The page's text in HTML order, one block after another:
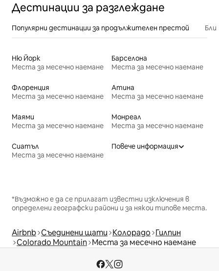
Дестинации за разглеждане
Популярни дестинации за продължителен престой
Ню Йорк
Места за месечно наемане
Барселона
Места за месечно наемане
Флоренция
Места за месечно наемане
Атина
Места за месечно наемане
Маями
Места за месечно наемане
Монреал
Места за месечно наемане
Сиатъл
Места за месечно наемане
Повече информация
*Възможно е да се прилагат известни изключения в
определени географски райони и за някои типове места.
Airbnb Съединени щати Колорадо Гилпин
Colorado Mountain Места за месечно наемане